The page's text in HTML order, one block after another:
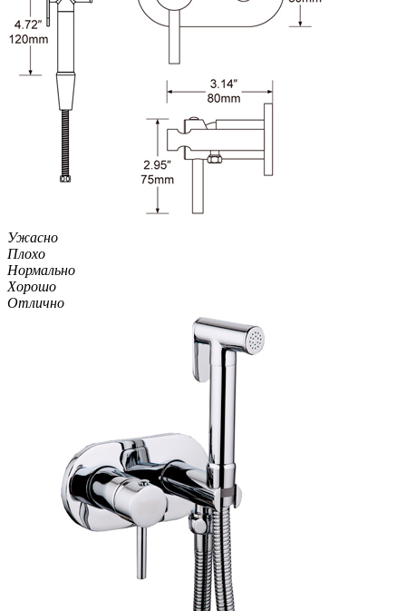
Ужасно
Плохо
Нормально
Хорошо
Отлично